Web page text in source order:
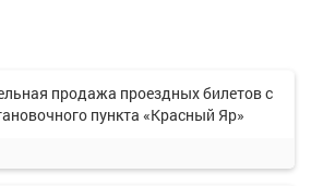
продажа проездных билетов с
пункта «Красный Яр»